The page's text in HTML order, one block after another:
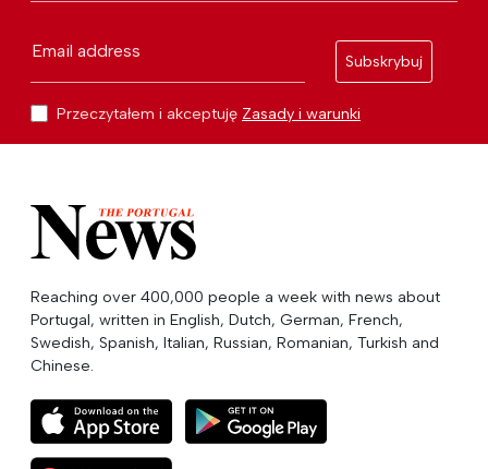
Email address
Subskrybuj
Przeczytałem i akceptuję Zasady i warunki
Reaching over 400,000 people a week with news about
Portugal, written in English, Dutch, German, French,
Swedish, Spanish, Italian, Russian, Romanian, Turkish and
Chinese.